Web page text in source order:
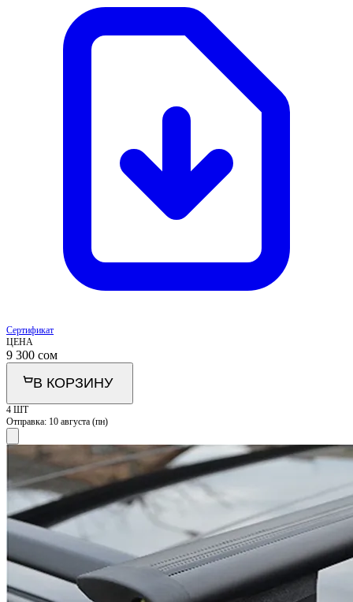
Сертификат
ЦЕНА
9 300 сом
В КОРЗИНУ
4 ШТ
Отправка: 10 августа (пн)